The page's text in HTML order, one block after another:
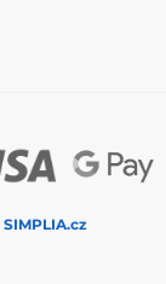
SIMPLIA.cz